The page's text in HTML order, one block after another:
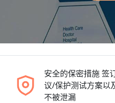
安全的保密措施签
议/保护测试方案以
不被泄漏